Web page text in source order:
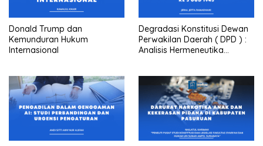
Donald Trump dan
Kemunduran Hukum
Internasional
Degradasi Konstitusi Dewan
Perwakilan Daerah ( DPD ) :
Analisis Hermeneutika